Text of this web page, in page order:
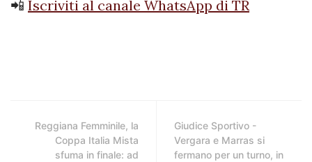
📲 Iscriviti al canale WhatsApp di TR
Reggiana Femminile, la
Coppa Italia Mista
sfuma in finale: ad
Giudice Sportivo -
Vergara e Marras si
fermano per un turno, in